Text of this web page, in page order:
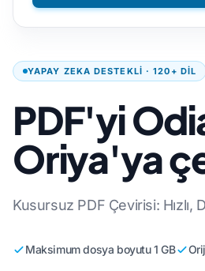
YAPAY ZEKA DESTEKLI · 120+ DIL
PDF'yi
Oriya'ya
Kusursuz PDF Çevirisi: Hızlı,
Maksimum dosya boyutu 1 GB